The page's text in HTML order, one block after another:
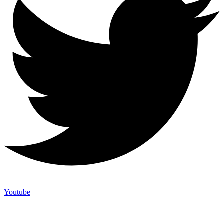
Youtube